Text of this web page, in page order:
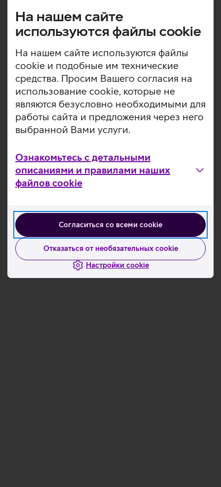
На нашем сайте
используются файлы cookie
На нашем сайте используются файлы
cookie и подобные им технические
средства. Просим Вашего согласия на
использование cookie, которые не
являются безусловно необходимыми для
работы сайта и предложения через него
выбранной Вами услуги.
Ознакомьтесь с детальными
описаниями и правилами наших
файлов cookie
Согласиться со всеми cookie
Отказаться от необязательных cookie
Настройки cookie
Ознакомьтесь с другими новостями